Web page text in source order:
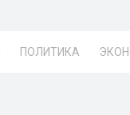
ПОЛИТИКА